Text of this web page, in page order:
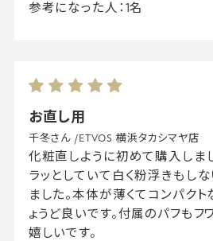
参考になった人：1名
お直し用
千冬さん /ETVOS 横浜タカシマヤ店
化粧直しように初めて購入しま
ラッとしていて白く粉浮きもし
ました。本体が薄くてコンパク
ょうど良いです。付属のパフもフ
嬉しいです。